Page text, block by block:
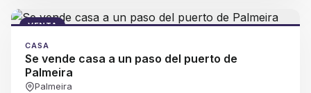
VENTA
CASA
Se vende casa a un paso del puerto de
Palmeira
Palmeira